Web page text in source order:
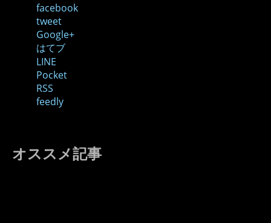
facebook
tweet
Google+
はてブ
LINE
Pocket
RSS
feedly
オススメ記事